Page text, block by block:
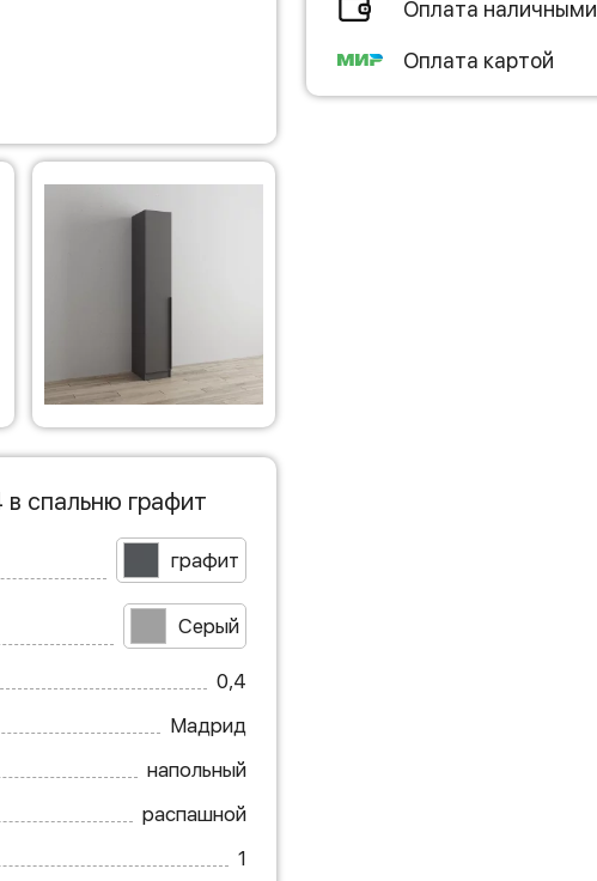
Оплата наличными
Оплата картой
спальню графит
графит
Серый
0,4
Мадрид
напольный
распашной
1